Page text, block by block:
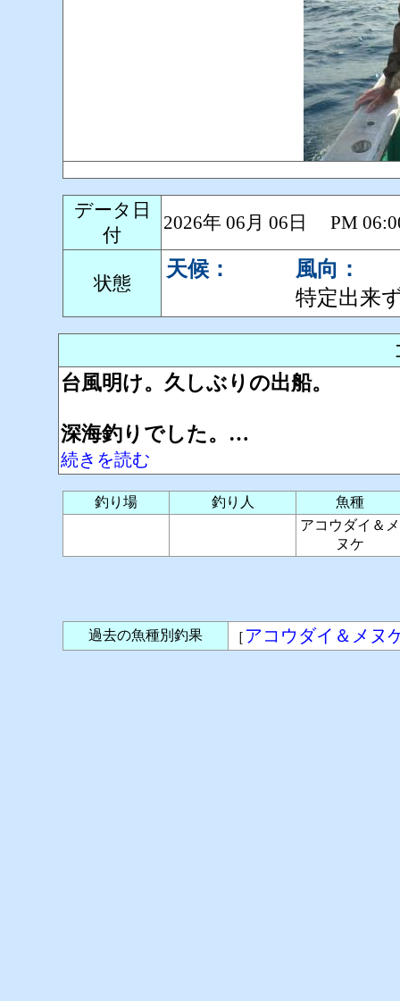
データ日
付
2026年 06月 06日 PM
状態
天候：
風向：
特定出来
台風明け。久しぶりの出船。
深海釣りでした。…
続きを読む
釣り場 釣り人
魚種
アコウダイ＆メ
ヌケ
過去の魚種別釣果 ［ アコウダイ＆メヌ